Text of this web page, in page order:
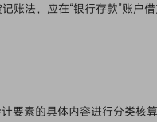
账法，应在“银行存款”账户
要素的具体内容进行分类核